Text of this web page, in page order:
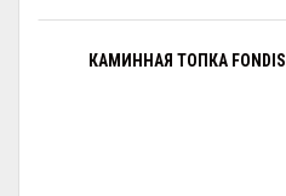
КАМИННАЯ ТОПКА FONDIS